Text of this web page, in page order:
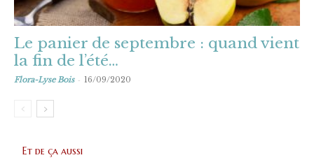
Le panier de septembre : quand vient
la fin de l’été…
Flora-Lyse Bois - 16/09/2020
Et de ça aussi